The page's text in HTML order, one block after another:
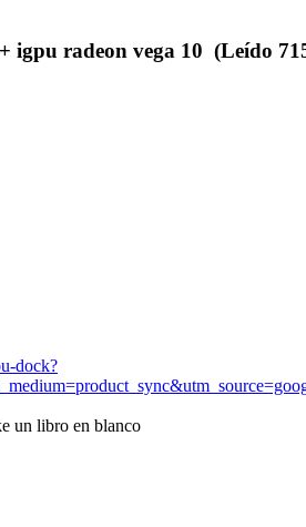
igpu radeon vega 10 (Leído
dock?
un libro en blanco